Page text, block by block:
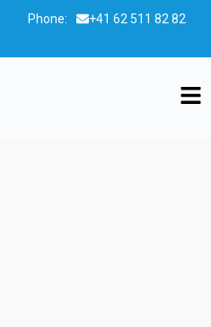
Phone:
+41 62 511 82 82